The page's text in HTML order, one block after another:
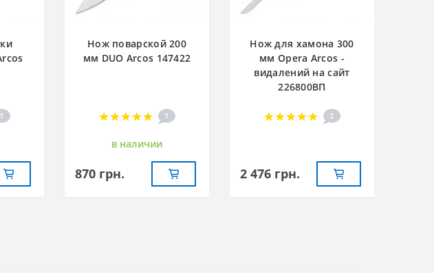
1
Нож поварской 200
мм DUO Arcos 147422
1
в наличии
870 грн.
Нож для хамона 300
мм Opera Arcos -
видалений на сайт
226800ВП
2
2 476 грн.